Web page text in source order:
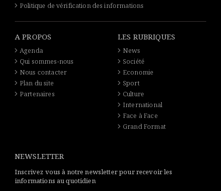
Politique de vérification des informations
A PROPOS
Agenda
Qui sommes-nous
Nous contacter
Plan du site
Partenaires
LES RUBRIQUES
News
Société
Economie
Sport
Culture
International
Face à Face
Grand Format
NEWSLETTER
Inscrivez vous à notre newsletter pour recevoir les
informations au quotidien